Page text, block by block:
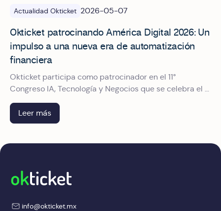
Actualidad Okticket 2026-05-07
Okticket patrocinando América Digital 2026: Un
impulso a una nueva era de automatización
financiera
Okticket participa como patrocinador en el 11°
Congreso IA, Tecnología y Negocios que se celebra el 9
y 10 de junio en el World Trade Center de CDMX. Te
contamos qué verás en nuestro stand.
Leer más
info@okticket.mx